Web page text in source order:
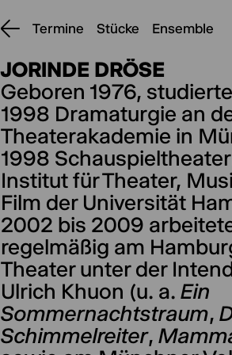
Termine Stücke Ensemble
JORINDE DRÖSE
Geboren 1976,
1998 Dramaturgie an
Theaterakademie in
1998
Institut für Theater,
Film der Universität
2002 bis 2009
regelmäßig am
Theater unter der
Ulrich Khuon (u. a. Ein
Sommernachtstraum,
Schimmelreiter,